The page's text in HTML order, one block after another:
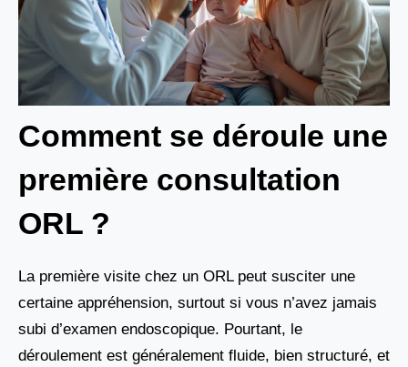
Comment se déroule une
première consultation
ORL ?
La première visite chez un ORL peut susciter une
certaine appréhension, surtout si vous n’avez jamais
subi d’examen endoscopique. Pourtant, le
déroulement est généralement fluide, bien structuré, et